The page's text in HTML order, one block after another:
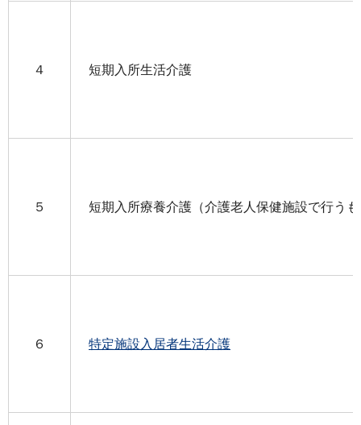
４ 短期入所生活介護
５ 短期入所療養介護（介護老人保健施設で行う
６ 特定施設入居者生活介護